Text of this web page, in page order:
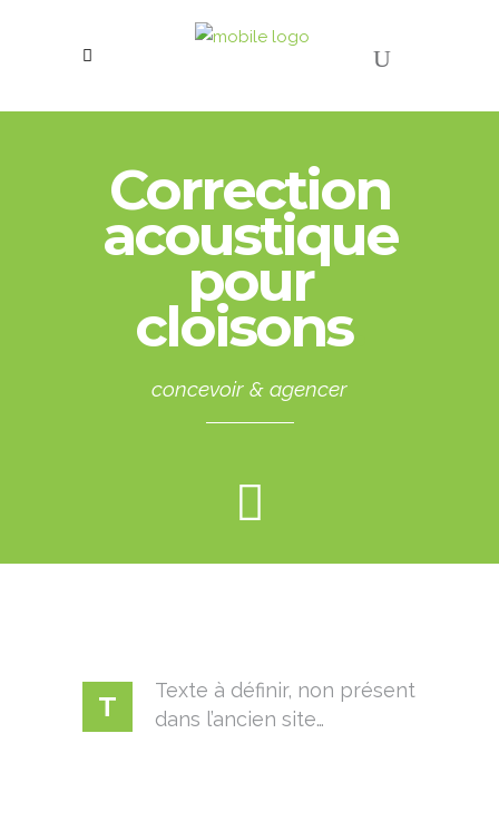
Correction
acoustique
pour
cloisons.
concevoir & agencer
T
Texte à définir, non présent
dans l’ancien site…